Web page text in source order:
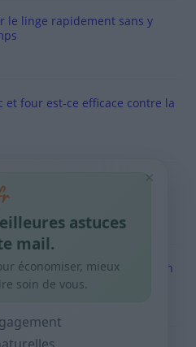
le linge rapidement sans y
et four est-ce efficace contre la
: routine simple +
: comment économiser en
10 sprays
×
astuces
mail.
économiser, mieux
soin de vous.